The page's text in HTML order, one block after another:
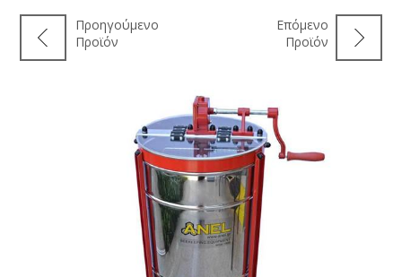
Προηγούμενο
Προϊόν
Επόμενο
Προϊόν